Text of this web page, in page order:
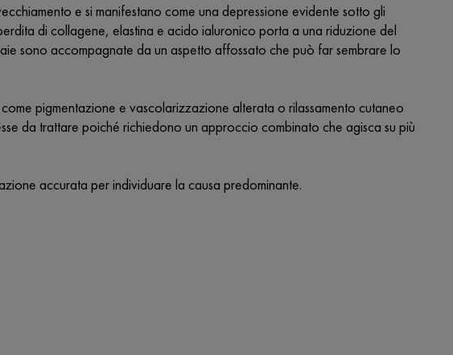
e si manifestano come una depressione evidente sotto gli
di collagene, elastina e acido ialuronico porta a una riduzione del
sono accompagnate da un aspetto affossato che può far sembrare lo
pigmentazione e vascolarizzazione alterata o rilassamento cutaneo
da trattare poiché richiedono un approccio combinato che agisca su più
accurata per individuare la causa predominante.